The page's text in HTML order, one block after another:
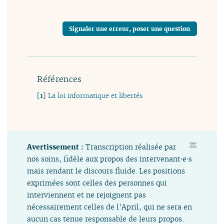
Signaler une erreur, poser une question
Références
[1]La loi informatique et libertés
Avertissement :Transcription réalisée par
nos soins, fidèle aux propos des intervenant⋅e⋅s
mais rendant le discours fluide. Les positions
exprimées sont celles des personnes qui
interviennent et ne rejoignent pas
nécessairement celles de l'April, qui ne sera en
aucun cas tenue responsable de leurs propos.